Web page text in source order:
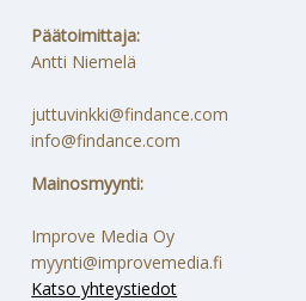
Päätoimittaja:
Antti Niemelä
juttuvinkki@findance.com
info@findance.com
Mainosmyynti:
Improve Media Oy
myynti@improvemedia.fi
Katso yhteystiedot